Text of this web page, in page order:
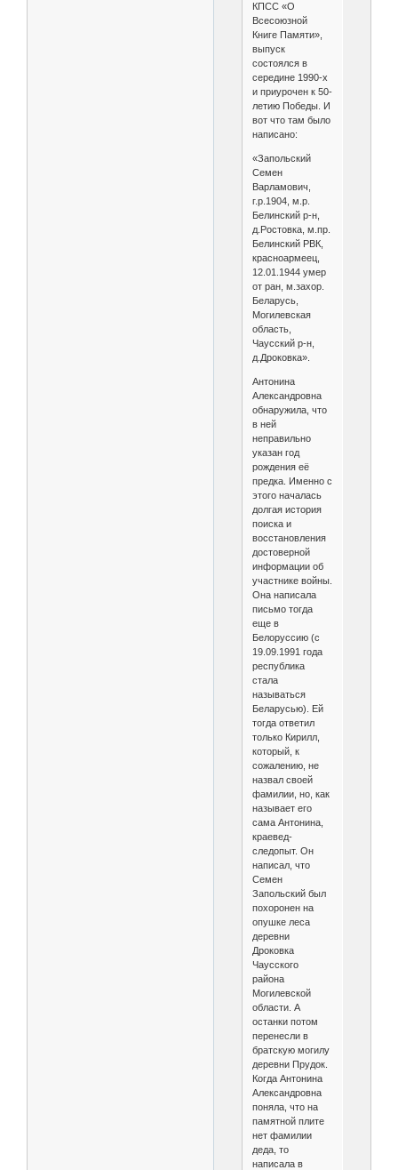
КПСС «О
Всесоюзной
Книге Памяти»,
выпуск
состоялся в
середине 1990-х
и приурочен к 50-
летию Победы. И
вот что там было
написано:
«Запольский
Семен
Варламович,
г.р.1904, м.р.
Белинский р-н,
д.Ростовка, м.пр.
Белинский РВК,
красноармеец,
12.01.1944 умер
от ран, м.захор.
Беларусь,
Могилевская
область,
Чаусский р-н,
д.Дроковка».
Антонина
Александровна
обнаружила, что
в ней
неправильно
указан год
рождения её
предка. Именно с
этого началась
долгая история
поиска и
восстановления
достоверной
информации об
участнике войны.
Она написала
письмо тогда
еще в
Белоруссию (с
19.09.1991 года
республика
стала
называться
Беларусью). Ей
тогда ответил
только Кирилл,
который, к
сожалению, не
назвал своей
фамилии, но, как
называет его
сама Антонина,
краевед-
следопыт. Он
написал, что
Семен
Запольский был
похоронен на
опушке леса
деревни
Дроковка
Чаусского
района
Могилевской
области. А
останки потом
перенесли в
братскую могилу
деревни Прудок.
Когда Антонина
Александровна
поняла, что на
памятной плите
нет фамилии
деда, то
написала в